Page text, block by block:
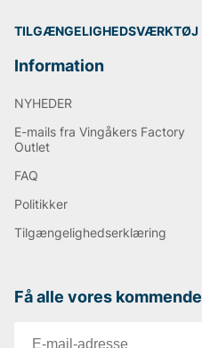
TILGÆNGELIGHEDSVÆRKTØJ
Information
NYHEDER
E-mails fra Vingåkers Factory
Outlet
FAQ
Politikker
Tilgængelighedserklæring
Få alle vores